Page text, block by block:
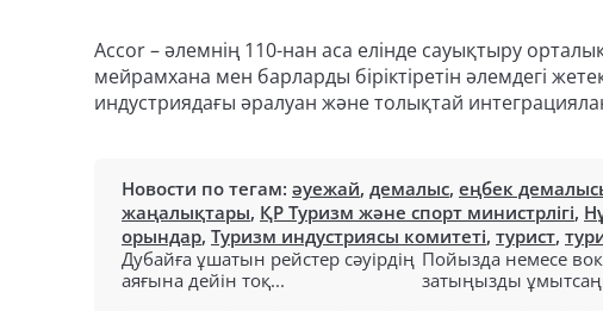
Accor – әлемнің 110-нан аса елінде сауықтыру
мейрамхана мен барларды біріктіретін әлемдегі
индустриядағы әралуан және толықтай
Новости по тегам: әуежай, демалыс, еңбек
жаңалықтары, ҚР Туризм және спорт министрлігі,
орындар, Туризм индустриясы комитеті, турист,
Дубайға ұшатын рейстер сәуірдің
аяғына дейін тоқ...
Пойызда немесе
затыңызды